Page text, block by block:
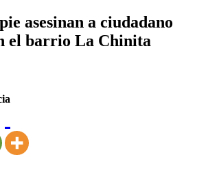
asesinan a ciudadano
el barrio La Chinita